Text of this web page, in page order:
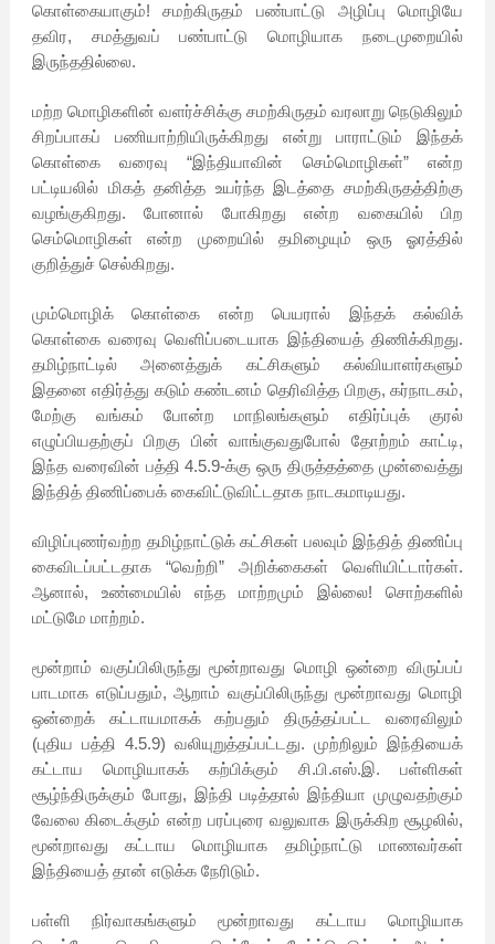
கொள்கையாகும்! சமற்கிருதம் பண்பாட்டு அழிப்பு மொழியே
தவிர, சமத்துவப் பண்பாட்டு மொழியாக நடைமுறையில்
இருந்ததில்லை.
மற்ற மொழிகளின் வளர்ச்சிக்கு சமற்கிருதம் வரலாறு நெடுகிலும்
சிறப்பாகப் பணியாற்றியிருக்கிறது என்று பாராட்டும் இந்தக்
கொள்கை வரைவு “இந்தியாவின் செம்மொழிகள்” என்ற
பட்டியலில் மிகத் தனித்த உயர்ந்த இடத்தை சமற்கிருதத்திற்கு
வழங்குகிறது. போனால் போகிறது என்ற வகையில் பிற
செம்மொழிகள் என்ற முறையில் தமிழையும் ஒரு ஓரத்தில்
குறித்துச் செல்கிறது.
மும்மொழிக் கொள்கை என்ற பெயரால் இந்தக் கல்விக்
கொள்கை வரைவு வெளிப்படையாக இந்தியைத் திணிக்கிறது.
தமிழ்நாட்டில் அனைத்துக் கட்சிகளும் கல்வியாளர்களும்
இதனை எதிர்த்து கடும் கண்டனம் தெரிவித்த பிறகு, கர்நாடகம்,
மேற்கு வங்கம் போன்ற மாநிலங்களும் எதிர்ப்புக் குரல்
எழுப்பியதற்குப் பிறகு பின் வாங்குவதுபோல் தோற்றம் காட்டி,
இந்த வரைவின் பத்தி 4.5.9-க்கு ஒரு திருத்தத்தை முன்வைத்து
இந்தித் திணிப்பைக் கைவிட்டுவிட்டதாக நாடகமாடியது.
விழிப்புணர்வற்ற தமிழ்நாட்டுக் கட்சிகள் பலவும் இந்தித் திணிப்பு
கைவிடப்பட்டதாக “வெற்றி” அறிக்கைகள் வெளியிட்டார்கள்.
ஆனால், உண்மையில் எந்த மாற்றமும் இல்லை! சொற்களில்
மட்டுமே மாற்றம்.
மூன்றாம் வகுப்பிலிருந்து மூன்றாவது மொழி ஒன்றை விருப்பப்
பாடமாக எடுப்பதும், ஆறாம் வகுப்பிலிருந்து மூன்றாவது மொழி
ஒன்றைக் கட்டாயமாகக் கற்பதும் திருத்தப்பட்ட வரைவிலும்
(புதிய பத்தி 4.5.9) வலியுறுத்தப்பட்டது. முற்றிலும் இந்தியைக்
கட்டாய மொழியாகக் கற்பிக்கும் சி.பி.எஸ்.இ. பள்ளிகள்
சூழ்ந்திருக்கும் போது, இந்தி படித்தால் இந்தியா முழுவதற்கும்
வேலை கிடைக்கும் என்ற பரப்புரை வலுவாக இருக்கிற சூழலில்,
மூன்றாவது கட்டாய மொழியாக தமிழ்நாட்டு மாணவர்கள்
இந்தியைத் தான் எடுக்க நேரிடும்.
பள்ளி நிர்வாகங்களும் மூன்றாவது கட்டாய மொழியாக